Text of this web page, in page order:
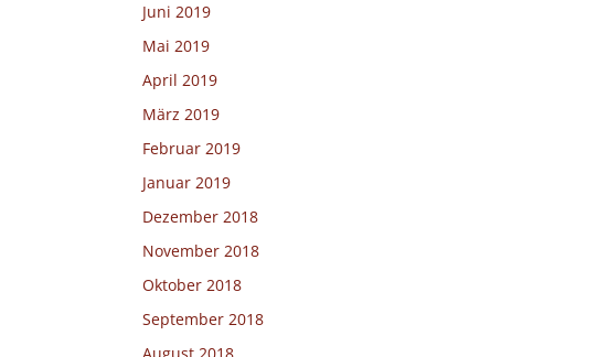
Juni 2019
Mai 2019
April 2019
März 2019
Februar 2019
Januar 2019
Dezember 2018
November 2018
Oktober 2018
September 2018